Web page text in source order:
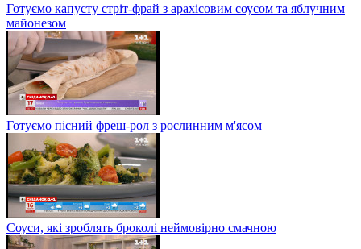
Готуємо капусту стріт-фрай з арахісовим соусом та яблучним
майонезом
Готуємо пісний фреш-рол з рослинним м'ясом
Соуси, які зроблять броколі неймовірно смачною